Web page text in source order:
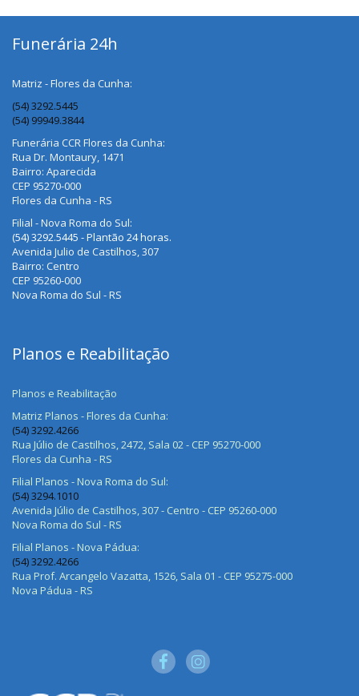
Funerária 24h
Matriz - Flores da Cunha:
(54) 3292.5445
(54) 99949.3844
Funerária CCR Flores da Cunha:
Rua Dr. Montaury, 1471
Bairro: Aparecida
CEP 95270-000
Flores da Cunha - RS
Filial - Nova Roma do Sul:
(54) 3292.5445 - Plantão 24 horas.
Avenida Julio de Castilhos, 307
Bairro: Centro
CEP 95260-000
Nova Roma do Sul - RS
Planos e Reabilitação
Planos e Reabilitação
Matriz Planos - Flores da Cunha:
(54) 3292.4266
Rua Júlio de Castilhos, 2472, Sala 02 - CEP 95270-000
Flores da Cunha - RS
Filial Planos - Nova Roma do Sul:
(54) 3294.1010
Avenida Júlio de Castilhos, 307 - Centro - CEP 95260-000
Nova Roma do Sul - RS
Filial Planos - Nova Pádua:
(54) 3292.4266
Rua Prof. Arcangelo Vazatta, 1526, Sala 01 - CEP 95275-000
Nova Pádua - RS